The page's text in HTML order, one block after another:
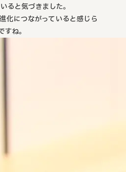
ると気づきました。
化につながっていると感じら
ね。